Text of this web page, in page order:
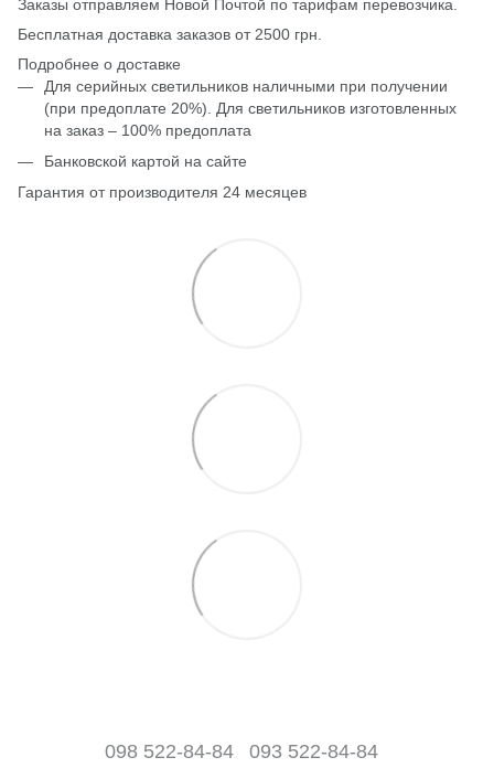
Заказы отправляем Новой Почтой по тарифам перевозчика.
Бесплатная доставка заказов от 2500 грн.
Подробнее о доставке
Для серийных светильников наличными при получении
(при предоплате 20%). Для светильников изготовленных
на заказ – 100% предоплата
Банковской картой на сайте
Гарантия от производителя 24 месяцев
098 522-84-84 093 522-84-84